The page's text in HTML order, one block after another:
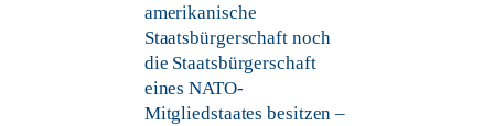
amerikanische
Staatsbürgerschaft noch
die Staatsbürgerschaft
eines NATO-
Mitgliedstaates besitzen –